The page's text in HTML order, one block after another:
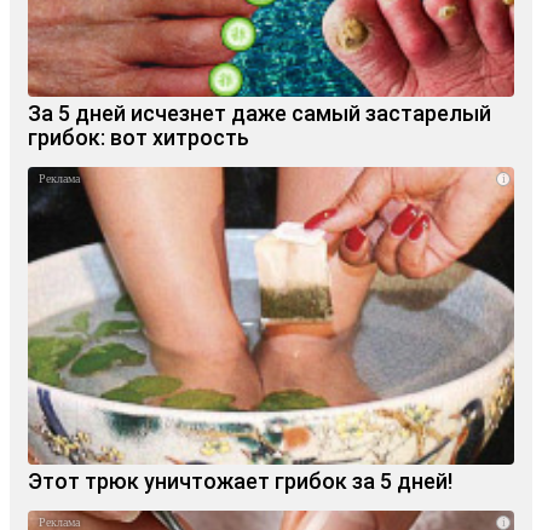
За 5 дней исчезнет даже самый застарелый
грибок: вот хитрость
i
Этот трюк уничтожает грибок за 5 дней!
i